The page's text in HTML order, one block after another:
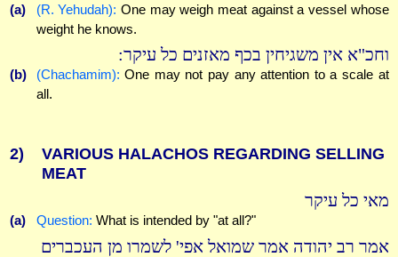
(a) (R. Yehudah): One may weigh meat against a vessel whose
weight he knows.
וחכ"א אין משגיחין בכף מאזנים כל עיקר:
(b) (Chachamim): One may not pay any attention to a scale at
all.
2)
VARIOUS HALACHOS REGARDING SELLING
MEAT
מאי כל עיקר
(a) Question: What is intended by "at all?"
אמר רב יהודה אמר שמואל אפי' לשמרו מן העכברים